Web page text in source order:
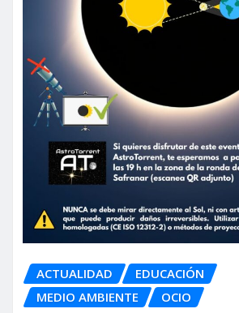
ACTUALIDAD
EDUCACIÓN
MEDIO AMBIENTE
OCIO